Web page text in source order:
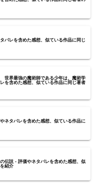
バレを含めた感想、似ている作品に同じ
世界最強の魔術師である少年は、魔術学
を含めた感想、似ている作品に同じ著者
ネタバレを含めた感想、似ている作品に
伝説 - 評価やネタバレを含めた感想、似
紹介